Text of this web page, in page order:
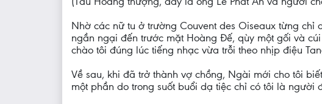
Nhờ các nữ tu ở trường Couvent des Oiseaux từng
ngần ngại đến trước mặt Hoàng Đế, qùy một gối và
chào tôi đúng lúc tiếng nhạc vừa trỗi theo nhịp điệu
Về sau, khi đã trở thành vợ chồng, Ngài mới cho tôi
một phần do trong suốt buổi dạ tiệc chỉ có tôi là